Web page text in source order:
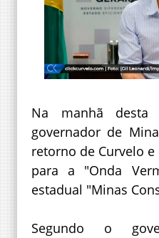
Na manhã desta
governador de
retorno de Curvelo
para a "Onda
estadual "Minas
Segundo o